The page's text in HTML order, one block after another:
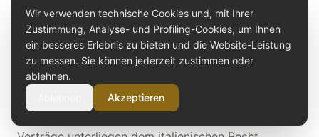
wenden.
16. Anwendbares Recht und
Gerichtsstand
Wir verwenden technische Cookies und, mit Ihrer
Zustimmung, Analyse- und Profiling-Cookies, um Ihnen
ein besseres Erlebnis zu bieten und die Website-Leistung
zu messen. Sie können jederzeit zustimmen oder
ablehnen.
Akzeptieren